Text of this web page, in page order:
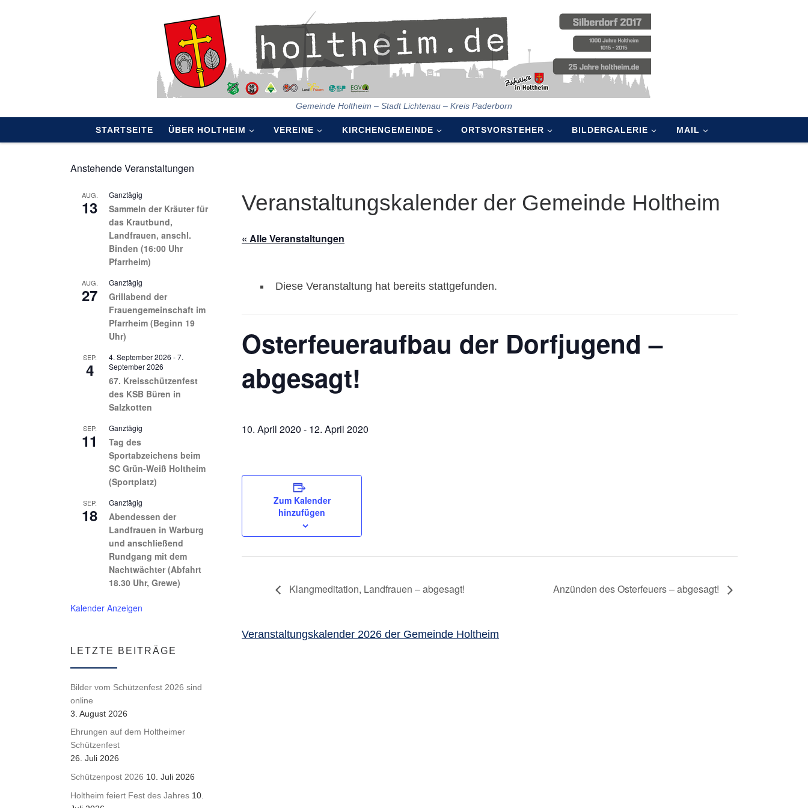
Gemeinde Holtheim – Stadt Lichtenau – Kreis Paderborn
STARTSEITE ÜBER HOLTHEIM VEREINE KIRCHENGEMEINDE ORTSVORSTEHER BILDERGALERIE MAIL
Veranstaltungskalender der Gemeinde Holtheim
« Alle Veranstaltungen
Diese Veranstaltung hat bereits stattgefunden.
Osterfeueraufbau der Dorfjugend –
abgesagt!
10. April 2020 - 12. April 2020
Zum Kalender
hinzufügen
Klangmeditation, Landfrauen – abgesagt! Anzünden des Osterfeuers – abgesagt!
Veranstaltungskalender 2026 der Gemeinde Holtheim
Anstehende Veranstaltungen
AUG.
13
Ganztägig
Sammeln der Kräuter für
das Krautbund,
Landfrauen, anschl.
Binden (16:00 Uhr
Pfarrheim)
AUG.
27
Ganztägig
Grillabend der
Frauengemeinschaft im
Pfarrheim (Beginn 19
Uhr)
SEP.
4
4. September 2026 -7.
September 2026
67. Kreisschützenfest
des KSB Büren in
Salzkotten
SEP.
11
Ganztägig
Tag des
Sportabzeichens beim
SC Grün-Weiß Holtheim
(Sportplatz)
SEP.
18
Ganztägig
Abendessen der
Landfrauen in Warburg
und anschließend
Rundgang mit dem
Nachtwächter (Abfahrt
18.30 Uhr, Grewe)
Kalender Anzeigen
LETZTE BEITRÄGE
Bilder vom Schützenfest 2026 sind
online
3. August 2026
Ehrungen auf dem Holtheimer
Schützenfest
26. Juli 2026
Schützenpost 2026 10. Juli 2026
Holtheim feiert Fest des Jahres 10.